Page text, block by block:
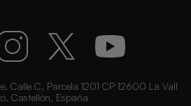
Calle C, Parcela 1201 CP 12600 La Vall
Castellón, España